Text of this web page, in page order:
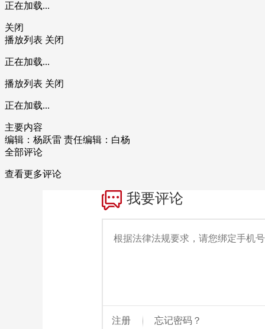
正在加载...
关闭
播放列表 关闭
正在加载...
播放列表 关闭
正在加载...
主要内容
编辑：杨跃雷 责任编辑：白杨
全部评论
查看更多评论